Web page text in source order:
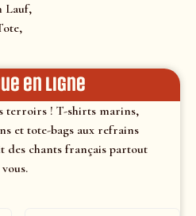
Lauf,
en ligne
terroirs ! T-shirts marins,
et tote-bags aux refrains
des chants français partout